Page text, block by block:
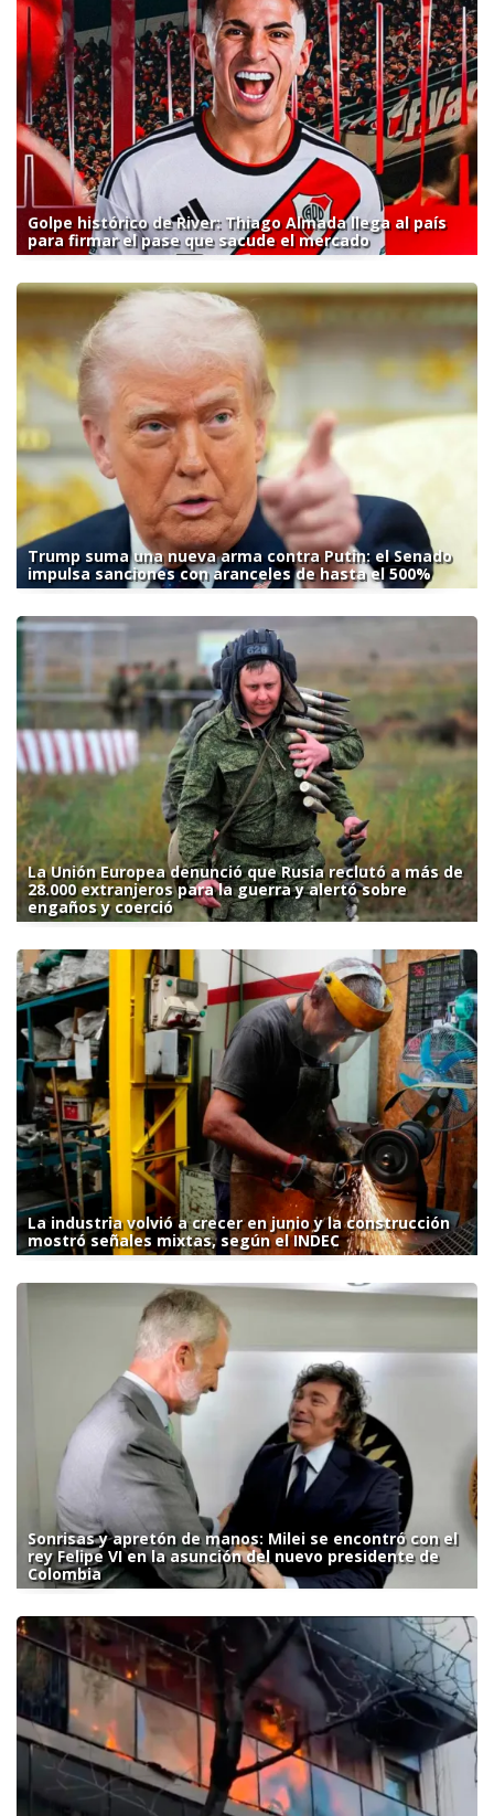
Golpe histórico de River: Thiago Almada llega al país
para firmar el pase que sacude el mercado
Trump suma una nueva arma contra Putin: el Senado
impulsa sanciones con aranceles de hasta el 500%
La Unión Europea denunció que Rusia reclutó a más de
28.000 extranjeros para la guerra y alertó sobre
engaños y coerció
La industria volvió a crecer en junio y la construcción
mostró señales mixtas, según el INDEC
Sonrisas y apretón de manos: Milei se encontró con el
rey Felipe VI en la asunción del nuevo presidente de
Colombia